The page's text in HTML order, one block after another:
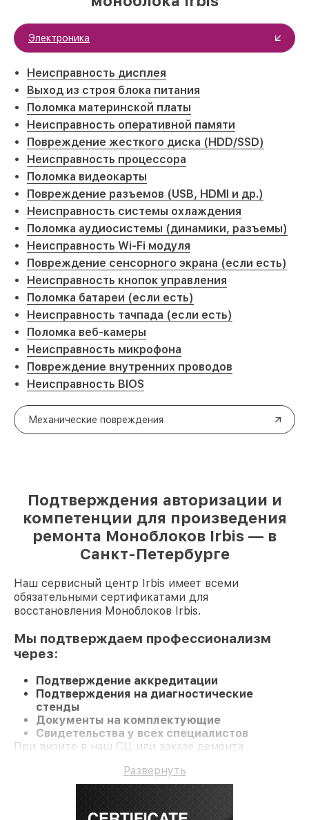
Электроника
Неисправность дисплея
Выход из строя блока питания
Поломка материнской платы
Неисправность оперативной памяти
Повреждение жесткого диска (HDD/SSD)
Неисправность процессора
Поломка видеокарты
Повреждение разъемов (USB, HDMI и др.)
Неисправность системы охлаждения
Поломка аудиосистемы (динамики, разъемы)
Неисправность Wi-Fi модуля
Повреждение сенсорного экрана (если есть)
Неисправность кнопок управления
Поломка батареи (если есть)
Неисправность тачпада (если есть)
Поломка веб-камеры
Неисправность микрофона
Повреждение внутренних проводов
Неисправность BIOS
Механические повреждения
Подтверждения авторизации и
компетенции для произведения
ремонта Моноблоков Irbis — в
Санкт-Петербурге
Наш сервисный центр Irbis имеет всеми
обязательными сертификатами для
восстановления Моноблоков Irbis.
Мы подтверждаем профессионализм
через:
Подтверждение аккредитации
Подтверждения на диагностические
стенды
Документы на комплектующие
Свидетельства у всех специалистов
При визите в наш СЦ или заказе ремонта
гарантию на все работы и комплектующие.
Развернуть